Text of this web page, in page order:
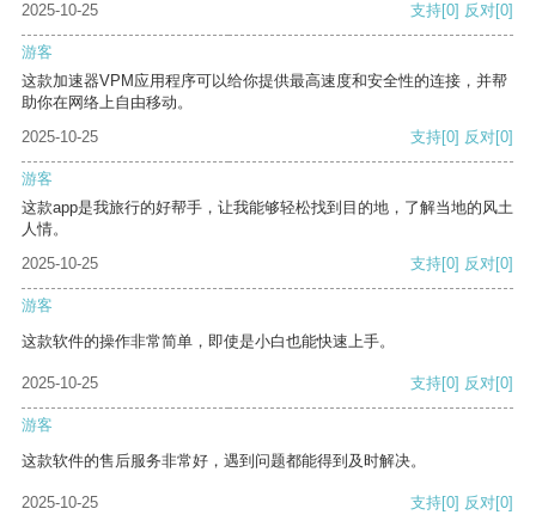
2025-10-25 支持[0] 反对[0]
游客
这款加速器VPM应用程序可以给你提供最高速度和安全性的连接，并帮
助你在网络上自由移动。
2025-10-25
支持[0] 反对[0]
游客
这款app是我旅行的好帮手，让我能够轻松找到目的地，了解当地的风土
人情。
2025-10-25
支持[0] 反对[0]
游客
这款软件的操作非常简单，即使是小白也能快速上手。
2025-10-25 支持[0] 反对[0]
游客
这款软件的售后服务非常好，遇到问题都能得到及时解决。
2025-10-25 支持[0] 反对[0]